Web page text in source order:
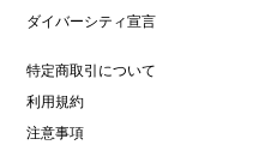
ダイバーシティ宣言
特定商取引について
利用規約
注意事項